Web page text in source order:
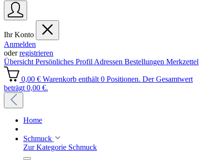
Ihr Konto
Anmelden
oderregistrieren
Übersicht Persönliches Profil Adressen Bestellungen Merkzettel
0,00 € Warenkorb enthält 0 Positionen. Der Gesamtwert
beträgt 0,00 €.
Home
Schmuck
Zur Kategorie Schmuck